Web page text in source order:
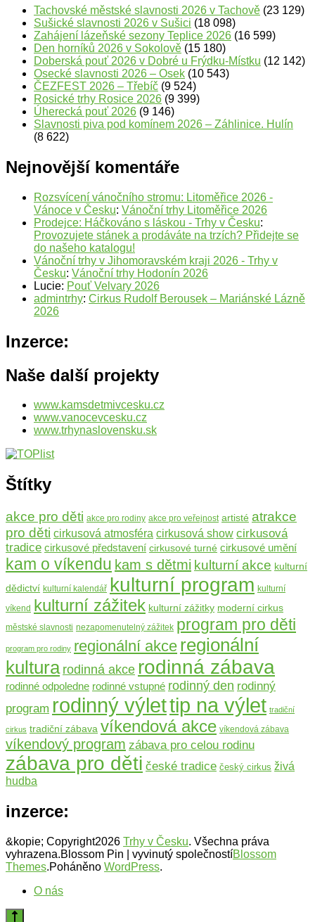
Tachovské městské slavnosti 2026 v Tachově (23 129)
Sušické slavnosti 2026 v Sušici (18 098)
Zahájení lázeňské sezony Teplice 2026 (16 599)
Den horníků 2026 v Sokolově (15 180)
Doberská pouť 2026 v Dobré u Frýdku-Místku (12 142)
Osecké slavnosti 2026 – Osek (10 543)
ČEZFEST 2026 – Třebíč (9 524)
Rosické trhy Rosice 2026 (9 399)
Úherecká pouť 2026 (9 146)
Slavnosti piva pod komínem 2026 – Záhlinice. Hulín
(8 622)
Nejnovější komentáře
Rozsvícení vánočního stromu: Litoměřice 2026 -
Vánoce v Česku: Vánoční trhy Litoměřice 2026
Prodejce: Háčkováno s láskou - Trhy v Česku:
Provozujete stánek a prodáváte na trzích? Přidejte se
do našeho katalogu!
Vánoční trhy v Jihomoravském kraji 2026 - Trhy v
Česku: Vánoční trhy Hodonín 2026
Lucie: Pouť Velvary 2026
admintrhy: Cirkus Rudolf Berousek – Mariánské Lázně
2026
Inzerce:
Naše další projekty
www.kamsdetmivcesku.cz
www.vanocevcesku.cz
www.trhynaslovensku.sk
Štítky
akce pro děti akce pro rodiny akce pro veřejnost artisté atrakce
pro děti cirkusová atmosféra cirkusová show cirkusová
tradice cirkusové představení cirkusové turné cirkusové umění
kam o víkendu kam s dětmi kulturní akce kulturní
dědictví kulturní kalendář kulturní program kulturní
víkend
kulturní zážitek kulturní zážitky moderní cirkus
městské slavnosti nezapomenutelný zážitek program pro děti
program pro rodiny regionální akce regionální
kultura rodinná akce rodinná zábava
rodinné odpoledne rodinné vstupné rodinný den rodinný
program rodinný výlettip na výlet tradiční
cirkus tradiční zábava víkendová akce víkendová zábava
víkendový program zábava pro celou rodinu
zábava pro děti české tradice český cirkus živá
hudba
inzerce:
&kopie; Copyright2026 Trhy v Česku. Všechna práva
vyhrazena.Blossom Pin | vyvinutý společnostíBlossom
Themes.Poháněno WordPress.
O nás